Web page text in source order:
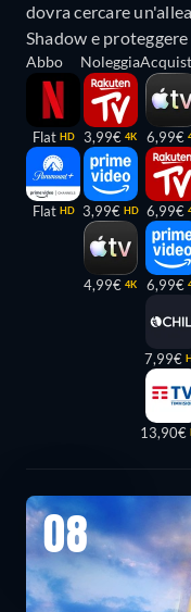
dovra cercare
Shadow e
Abbo
Flat HD
Flat HD
Noleggia
3,99€ 4K
3,99€ HD
4,99€ 4K
6,99€
6,99€
6,99€
7,99€
13,90€
08